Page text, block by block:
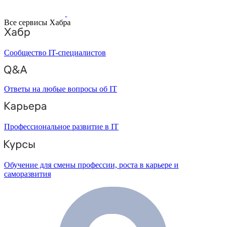
Все сервисы Хабра
Сообщество IT-специалистов
Ответы на любые вопросы об IT
Профессиональное развитие в IT
Обучение для смены профессии, роста в карьере и
саморазвития